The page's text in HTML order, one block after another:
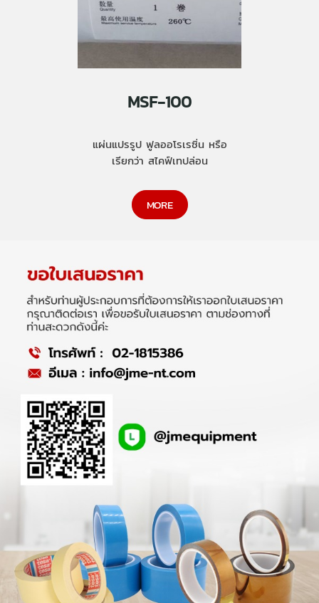
MSF-100
แผ่นแปรรูป ฟูลออโรเรซิ่น หรือ
เรียกว่า สไคฟ์เทปล่อน
MORE